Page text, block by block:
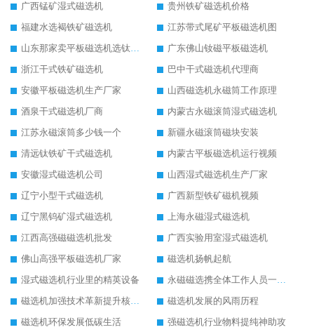
广西锰矿湿式磁选机
贵州铁矿磁选机价格
福建水选褐铁矿磁选机
江苏带式尾矿平板磁选机图
山东那家卖平板磁选机选钛矿用
广东佛山钕磁平板磁选机
浙江干式铁矿磁选机
巴中干式磁选机代理商
安徽平板磁选机生产厂家
山西磁选机永磁筒工作原理
酒泉干式磁选机厂商
内蒙古永磁滚筒湿式磁选机
江苏永磁滚筒多少钱一个
新疆永磁滚筒磁块安装
清远钛铁矿干式磁选机
内蒙古平板磁选机运行视频
安徽湿式磁选机公司
山西湿式磁选机生产厂家
辽宁小型干式磁选机
广西新型铁矿磁机视频
辽宁黑钨矿湿式磁选机
上海永磁湿式磁选机
江西高强磁磁选机批发
广西实验用室湿式磁选机
佛山高强平板磁选机厂家
磁选机扬帆起航
湿式磁选机行业里的精英设备
永磁磁选携全体工作人员一起闯
磁选机加强技术革新提升核心竞争力
磁选机发展的风雨历程
磁选机环保发展低碳生活
强磁选机行业物料提纯神助攻